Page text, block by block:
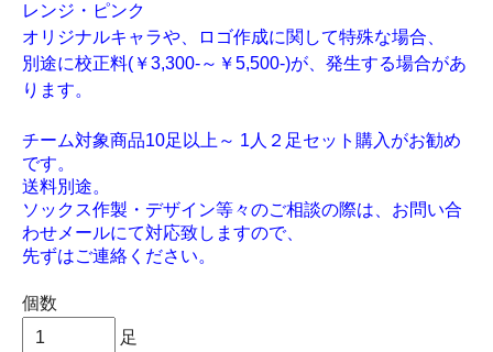
レンジ・ピンク
オリジナルキャラや、ロゴ作成に関して特殊な場合、
別途に校正料(￥3,300-～￥5,500-)が、発生する場合があ
ります。
チーム対象商品10足以上～ 1人２足セット購入がお勧め
です。
送料別途。
ソックス作製・デザイン等々のご相談の際は、お問い合
わせメールにて対応致しますので、
先ずはご連絡ください。
個数
足